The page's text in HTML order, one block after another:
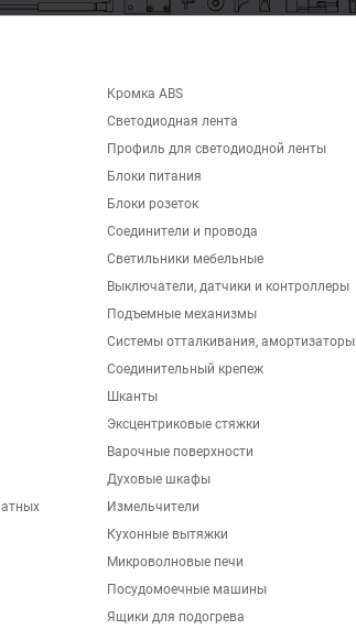
Кромка ABS
Светодиодная лента
Профиль для светодиодной ленты
Блоки питания
Блоки розеток
Соединители и провода
Светильники мебельные
Выключатели, датчики и контроллеры
Подъемные механизмы
Системы отталкивания, амортизаторы
Соединительный крепеж
Шканты
Эксцентриковые стяжки
Варочные поверхности
Духовые шкафы
Измельчители
Кухонные вытяжки
Микроволновые печи
Посудомоечные машины
Ящики для подогрева